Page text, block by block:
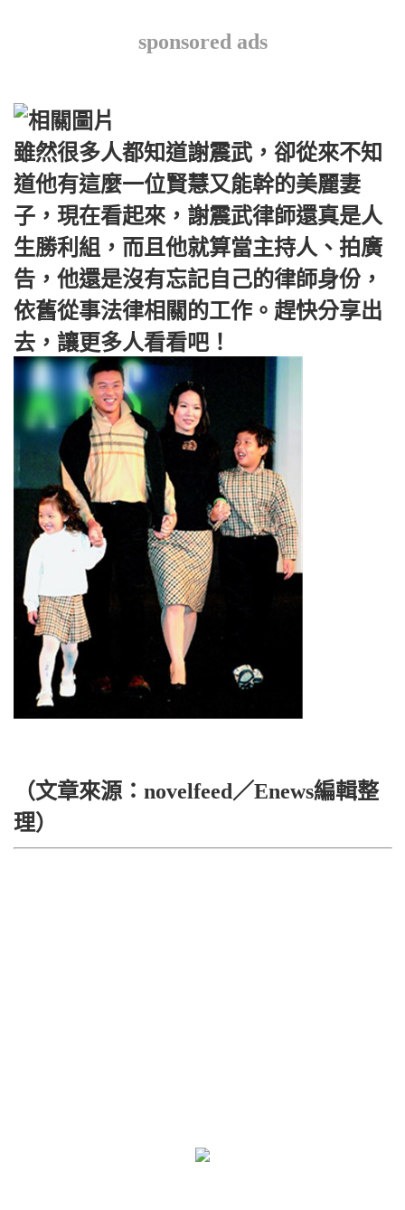
sponsored ads
雖然很多人都知道謝震武，卻從來不知
道他有這麼一位賢慧又能幹的美麗妻
子，現在看起來，謝震武律師還真是人
生勝利組，而且他就算當主持人、拍廣
告，他還是沒有忘記自己的律師身份，
依舊從事法律相關的工作。趕快分享出
去，讓更多人看看吧！
（文章來源：novelfeed／Enews編輯整
理）